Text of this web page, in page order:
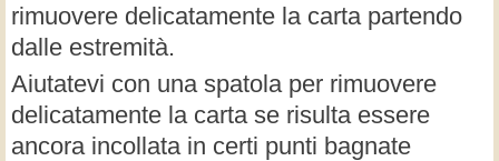
rimuovere delicatamente la carta partendo
dalle estremità.
Aiutatevi con una spatola per rimuovere
delicatamente la carta se risulta essere
ancora incollata in certi punti bagnate